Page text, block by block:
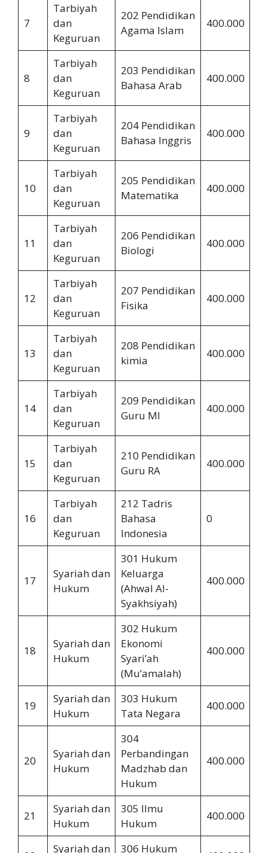
7
Tarbiyah
dan
Keguruan
202 Pendidikan
Agama Islam
400.000
8
Tarbiyah
dan
Keguruan
203 Pendidikan
Bahasa Arab
400.000
9
Tarbiyah
dan
Keguruan
204 Pendidikan
Bahasa Inggris
400.000
10
Tarbiyah
dan
Keguruan
205 Pendidikan
Matematika
400.000
11
Tarbiyah
dan
Keguruan
206 Pendidikan
Biologi
400.000
12
Tarbiyah
dan
Keguruan
207 Pendidikan
Fisika
400.000
13
Tarbiyah
dan
Keguruan
208 Pendidikan
kimia
400.000
14
Tarbiyah
dan
Keguruan
209 Pendidikan
Guru MI
400.000
15
Tarbiyah
dan
Keguruan
210 Pendidikan
Guru RA
400.000
16
Tarbiyah
dan
Keguruan
212 Tadris
Bahasa
Indonesia
0
17
Syariah dan
Hukum
301 Hukum
Keluarga
(Ahwal Al-
Syakhsiyah)
400.000
18
Syariah dan
Hukum
302 Hukum
Ekonomi
Syari’ah
(Mu’amalah)
400.000
19
Syariah dan
Hukum
303 Hukum
Tata Negara
400.000
20
Syariah dan
Hukum
304
Perbandingan
Madzhab dan
Hukum
400.000
21
Syariah dan
Hukum
305 Ilmu
Hukum
400.000
Syariah dan 306 Hukum